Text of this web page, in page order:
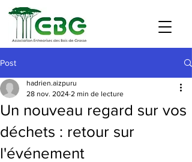
Post
Un nouveau regard sur vos
déchets : retour sur
l'événement
hadrien.aizpuru
28 nov. 2024 2 min de lecture